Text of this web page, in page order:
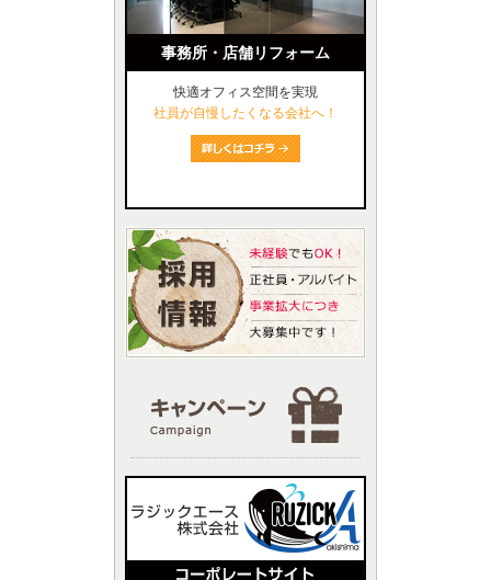
事務所・店舗リフォーム
快適オフィス空間を実現
社員が自慢したくなる会社へ！